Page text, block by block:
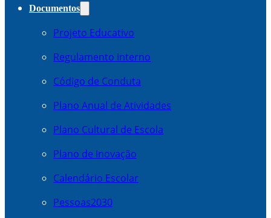
Documentos
Projeto Educativo
Regulamento Interno
Código de Conduta
Plano Anual de Atividades
Plano Cultural de Escola
Plano de Inovação
Calendário Escolar
Pessoas2030